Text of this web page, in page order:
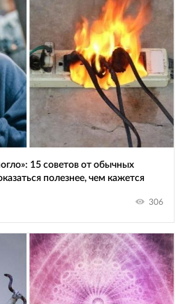
15 советов от обычных
полезнее, чем кажется
306